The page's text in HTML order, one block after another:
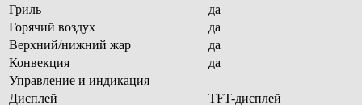
Гриль
да
Горячий воздух
да
Верхний/нижний жар
да
Конвекция
да
Управление и индикация
Дисплей
TFT-дисплей